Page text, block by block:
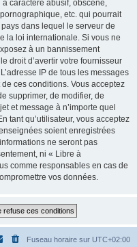
caractère abusif, obscène,
etc. qui pourrait
dans lequel le serveur de
la loi internationale. Si vous ne
à un bannissement
droit d’avertir votre fournisseur
IP de tous les messages
ces conditions. Vous acceptez
supprimer, de modifier, de
et message à n’importe quel
tant qu’utilisateur, vous acceptez
soient enregistrées
ne seront pas
ni « Libre à
comme responsables en cas de
vos données.
Fuseau horaire sur UTC+02:00